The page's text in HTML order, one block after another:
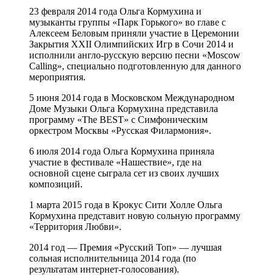
23 февраля 2014 года Ольга Кормухина и
музыканты группы «Парк Горького» во главе с
Алексеем Беловым приняли участие в Церемонии
Закрытия XXII Олимпийских Игр в Сочи 2014 и
исполнили англо-русскую версию песни «Moscow
Calling», специально подготовленную для данного
мероприятия.
5 июня 2014 года в Московском Международном
Доме Музыки Ольга Кормухина представила
программу «The BEST» с Симфоническим
оркестром Москвы «Русская Филармония».
6 июля 2014 года Ольга Кормухина приняла
участие в фестивале «Нашествие», где на
основной сцене сыграла сет из своих лучших
композиций.
1 марта 2015 года в Крокус Сити Холле Ольга
Кормухина представит новую сольную программу
«Территория Любви».
2014 год — Премия «Русский Топ» — лучшая
сольная исполнительница 2014 года (по
результатам интернет-голосования).